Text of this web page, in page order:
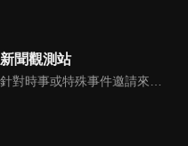
新聞觀測站
針對時事或特殊事件邀請來賓進行深度探討，或專訪各領域傑出人士。